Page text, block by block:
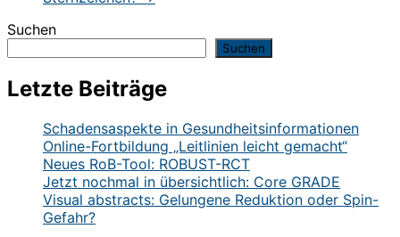
Suchen
Suchen
Letzte Beiträge
Schadensaspekte in Gesundheitsinformationen
Online-Fortbildung „Leitlinien leicht gemacht“
Neues RoB-Tool: ROBUST-RCT
Jetzt nochmal in übersichtlich: Core GRADE
Visual abstracts: Gelungene Reduktion oder Spin-
Gefahr?